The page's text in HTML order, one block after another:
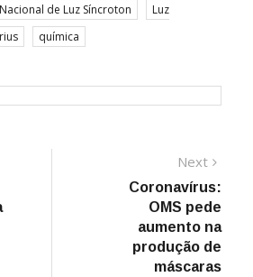
de Luz Síncroton
Luz
química
Next
Coronavírus:
OMS pede
aumento na
produção de
máscaras